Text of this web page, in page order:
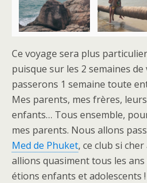
Ce voyage sera plus
puisque sur les 2 semaines
passerons 1 semaine toute
Mes parents, mes frères,
enfants… Tous ensemble,
mes parents. Nous allons
Med de Phuket, ce club si
allions quasiment tous les
étions enfants et adolescents